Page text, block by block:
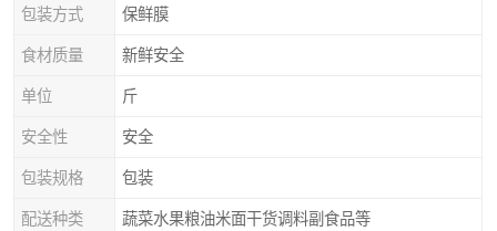
包装方式 保鲜膜
食材质量 新鲜安全
单位 斤
安全性 安全
包装规格 包装
配送种类 蔬菜水果粮油米面干货调料副食品等